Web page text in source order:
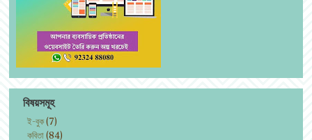
বিষয়সমূহ
ই-বুক(7)
কবিতা(84)